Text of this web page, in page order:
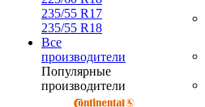
235/55 R17
235/55 R18
Все
производители
Популярные
производители